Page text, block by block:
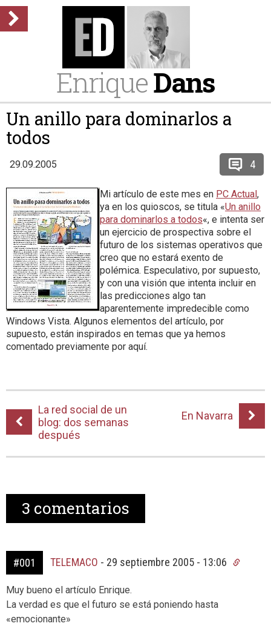
EnriqueDans
Un anillo para dominarlos a
todos
29.09.2005 4
Mi artículo de este mes en PC Actual,
ya en los quioscos, se titula «Un anillo
para dominarlos a todos«, e intenta ser
un ejercicio de prospectiva sobre el
futuro de los sistemas operativos que
creo que no estará exento de
polémica. Especulativo, por supuesto,
y con una visión que intenta incluir en
las predicciones algo tan
aparentemente impredecible como
Windows Vista. Algunos elementos del artículo, por
supuesto, están inspirados en temas que ya hemos
comentado previamente por aquí.
La red social de un
blog: dos semanas
después
En Navarra
3 comentarios
#001 TELEMACO - 29 septiembre 2005 - 13:06
Muy bueno el artículo Enrique.
La verdad es que el futuro se está poniendo hasta
«emocionante»